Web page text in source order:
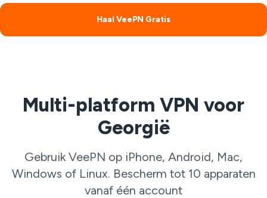
Haal VeePN Gratis
Multi-platform VPN voor
Georgië
Gebruik VeePN op iPhone, Android, Mac,
Windows of Linux. Bescherm tot 10 apparaten
vanaf één account